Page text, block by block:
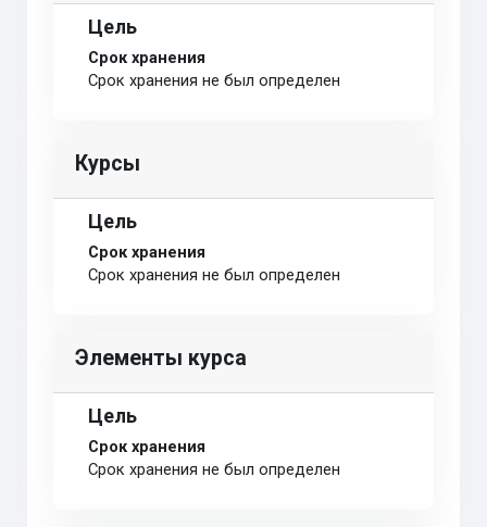
Цель
Срок хранения
Срок хранения не был определен
Курсы
Цель
Срок хранения
Срок хранения не был определен
Элементы курса
Цель
Срок хранения
Срок хранения не был определен